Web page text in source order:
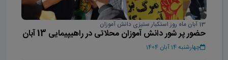
13 آبان ماه روز استکبار ستیزی دانش آموزان
حضور پر شور دانش آموزان محلاتی در راهیپیمایی 13 آبان
چهارشنبه 14 آبان 1404